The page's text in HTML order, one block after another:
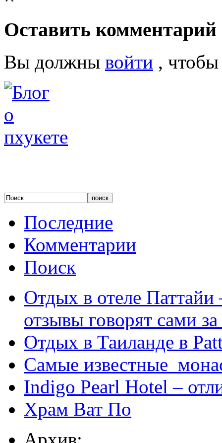
Оставить комментарий
Вы должны войти ,
Последние
Комментарии
Поиск
Отдых в отеле
отзывы говорят сами за
Отдых в Таиланде в
Самые известные
Indigo Pearl Hotel –
Храм Ват По